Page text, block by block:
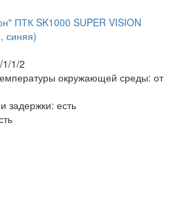
ПТК SK1000 SUPER VISION
синяя)
1/1/2
окружающей среды: от
задержки: есть